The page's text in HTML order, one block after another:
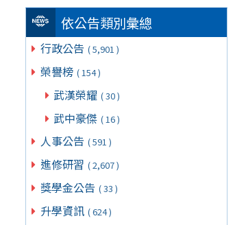
依公告類別彙總
行政公告 ( 5,901 )
榮譽榜 ( 154 )
武漢榮耀 ( 30 )
武中豪傑 ( 16 )
人事公告 ( 591 )
進修研習 ( 2,607 )
獎學金公告 ( 33 )
升學資訊 ( 624 )